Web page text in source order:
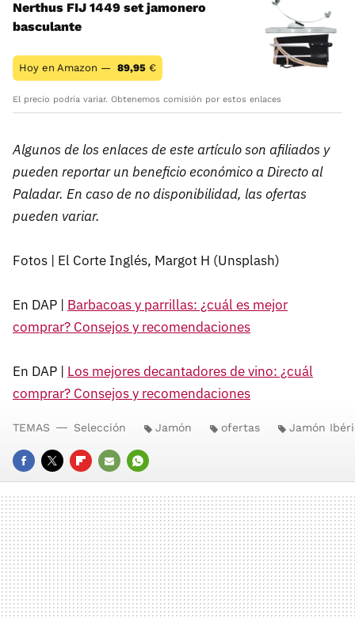
Nerthus FIJ 1449 set jamonero
basculante
Hoy en Amazon — 89,95 €
El precio podría variar. Obtenemos comisión por estos enlaces
Algunos de los enlaces de este artículo son afiliados y
pueden reportar un beneficio económico a Directo al
Paladar. En caso de no disponibilidad, las ofertas
pueden variar.
Fotos | El Corte Inglés, Margot H (Unsplash)
En DAP | Barbacoas y parrillas: ¿cuál es mejor
comprar? Consejos y recomendaciones
En DAP | Los mejores decantadores de vino: ¿cuál
comprar? Consejos y recomendaciones
FACEBOOK
TWITTERFLIPBOARD
E-
MAIL
WHATSAPP
TEMAS Selección Jamón ofertas Jamón